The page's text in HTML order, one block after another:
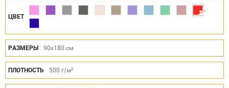
ЦВЕТ
РАЗМЕРЫ 90x180 см
ПЛОТНОСТЬ 500 г/м²